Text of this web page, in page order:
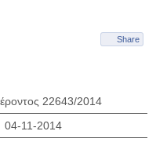
Share
22643/2014
04-11-2014